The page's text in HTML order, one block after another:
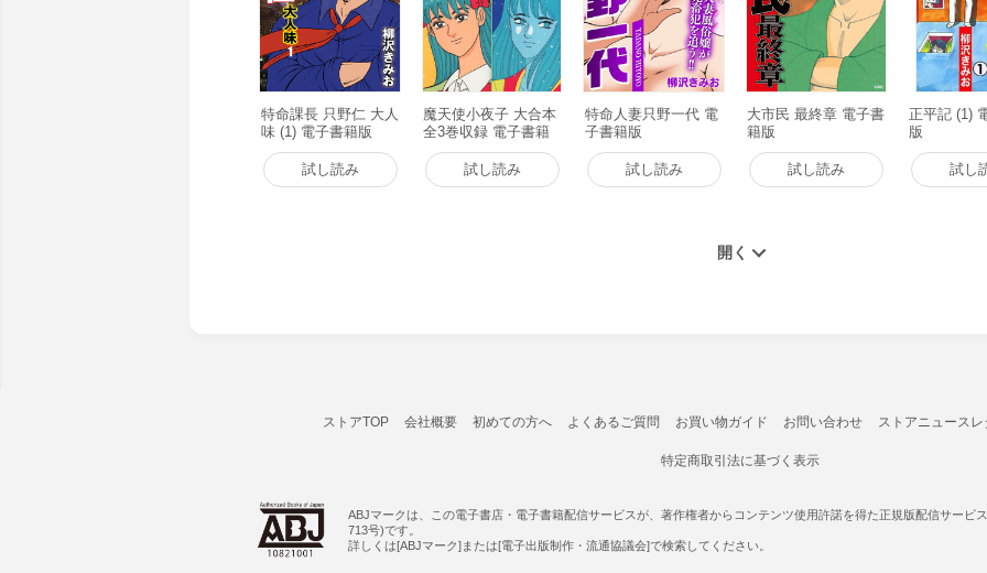
特命課長 只野仁 大人
味 (1) 電子書籍版
試し読み
魔天使小夜子 大合本
全3巻収録 電子書籍
試し読み
特命人妻只野一代 電
子書籍版
試し読み
大市民 最終章 電子書
籍版
試し読み
正平記 (1)
版
試し
ストアTOP 会社概要 初めての方へ よくあるご質問 お買い物ガイド お問い合わせ ストアニュースレ
特定商取引法に基づく表示
ABJマークは、この電子書店・電子書籍配信サービスが、著作権者からコンテンツ使用許諾を得た正規版配信サービ
713号)です。
詳しくは[ABJマーク]または[電子出版制作・流通協議会]で検索してください。